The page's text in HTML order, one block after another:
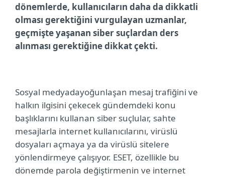
dönemlerde, kullanıcıların daha da dikkatli
olması gerektiğini vurgulayan uzmanlar,
geçmişteyaşanan siber suçlardan ders
alınması gerektiğine dikkat çekti.
Sosyal medyadayoğunlaşan mesaj trafiğini ve
halkın ilgisini çekecek gündemdeki konu
başlıklarını kullanan siber suçlular, sahte
mesajlarla internet kullanıcılarını, virüslü
dosyaları açmaya ya da virüslü sitelere
yönlendirmeye çalışıyor. ESET, özellikle bu
dönemde parola değiştirmenin ve internet